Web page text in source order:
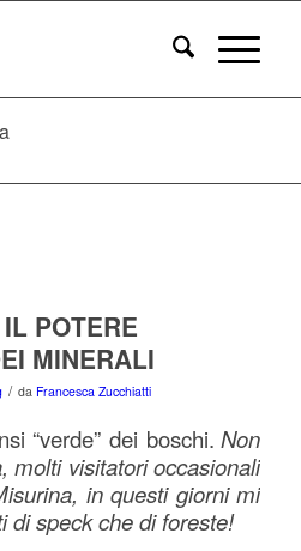
POTERE
MINERALI
/ da Francesca Zucchiatti
“verde” dei boschi. Non
molti visitatori occasionali
in questi giorni mi
di speck che di foreste!